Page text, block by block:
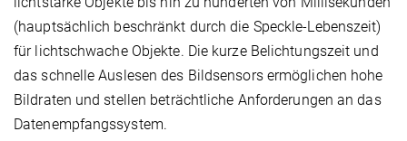
(hauptsächlich beschränkt durch die Speckle-Lebenszeit)
für lichtschwache Objekte. Die kurze Belichtungszeit und
das schnelle Auslesen des Bildsensors ermöglichen hohe
Bildraten und stellen beträchtliche Anforderungen an das
Datenempfangssystem.